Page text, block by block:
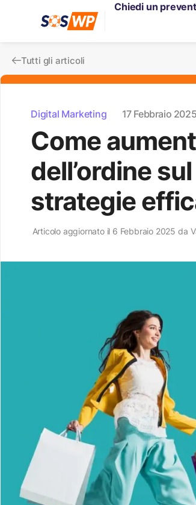
Chiedi un
Tutti gli articoli
Digital Marketing 17 Febbraio 2025
Come
dell’ordine
strategie
Articolo aggiornato il 6 Febbraio 2025 da